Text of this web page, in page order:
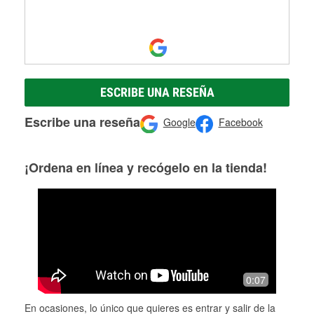
ESCRIBE UNA RESEÑA
Escribe una reseña Google Facebook
¡Ordena en línea y recógelo en la tienda!
0:07
En ocasiones, lo único que quieres es entrar y salir de la